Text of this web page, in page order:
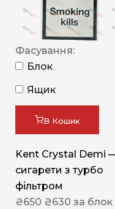
Фасування:
Блок
Ящик
В Кошик
Kent Crystal Demi
сигарети з турбо
фільтром
₴650 ₴630 за блок